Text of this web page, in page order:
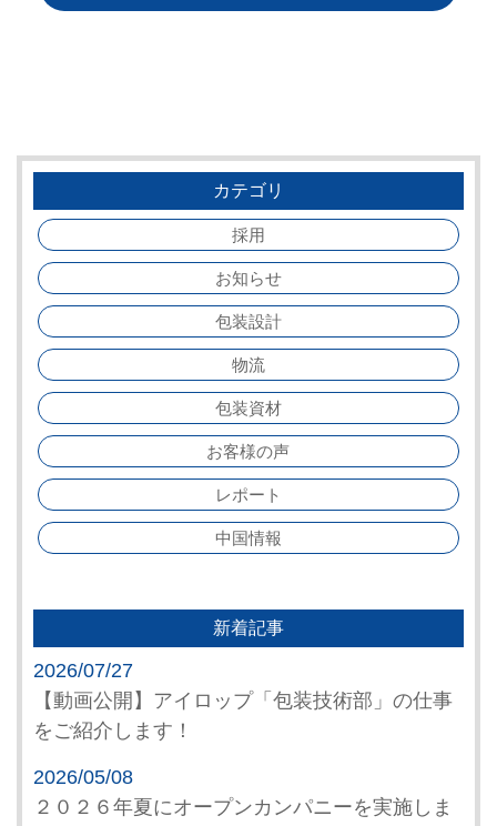
カテゴリ
採用
お知らせ
包装設計
物流
包装資材
お客様の声
レポート
中国情報
新着記事
2026/07/27
【動画公開】アイロップ「包装技術部」の仕事
をご紹介します！
2026/05/08
２０２６年夏にオープンカンパニーを実施しま